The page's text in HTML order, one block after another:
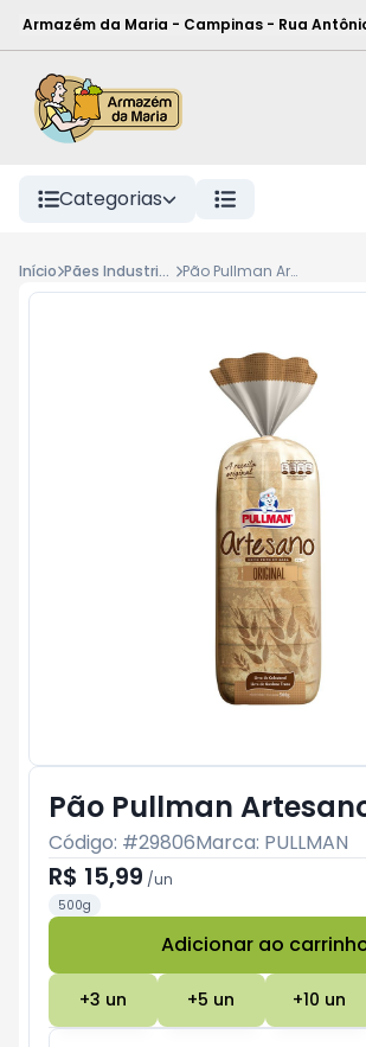
Armazém da Maria - Campinas - Rua
Categorias
Início Pães Industrializados Pão Pullman Artesano 500g
Pão Pullman
Código: #29806Marca: PULLMAN
R$ 15,99 /un
500g
Adicionar ao
+3 un +5 un +10 un